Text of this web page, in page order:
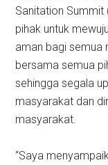
Sanitation Summit
pihak untuk
aman bagi semua
bersama semua
sehingga segala
masyarakat dan
masyarakat.
“Saya